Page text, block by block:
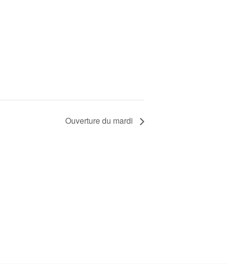
Ouverture du mardi